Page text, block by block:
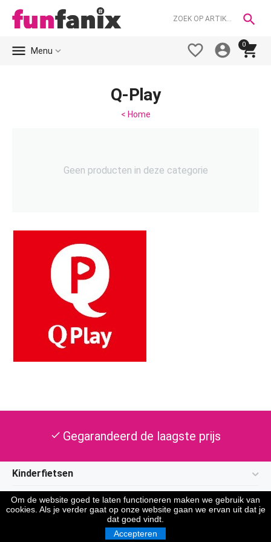
Om de website goed te laten functioneren maken we gebruik van
cookies. Als je verder gaat op onze website gaan we ervan uit dat je
dat goed vindt.
Accepteren

0



 Menu 
Q-Play
< Home
Geen producten in deze categorie
check Gegarandeerd de laagste prijs
Kinderfietsen
Klantenservice